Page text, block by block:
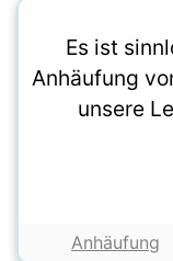
Es ist
Anhäufung
unsere
Anhäufung